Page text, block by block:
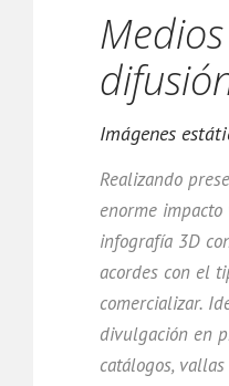
Imágenes
Realizando
enorme
infografía 3D
acordes con el
comercializar.
divulgación en
catálogos,